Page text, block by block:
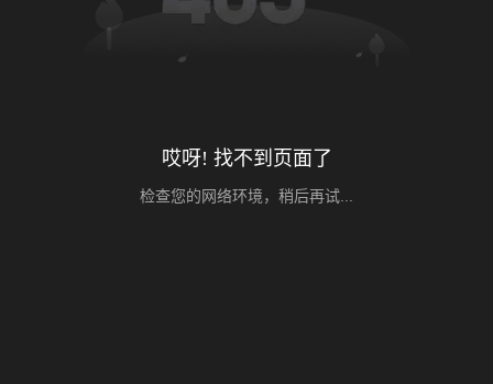
哎呀! 找不到页面了
检查您的网络环境，稍后再试...